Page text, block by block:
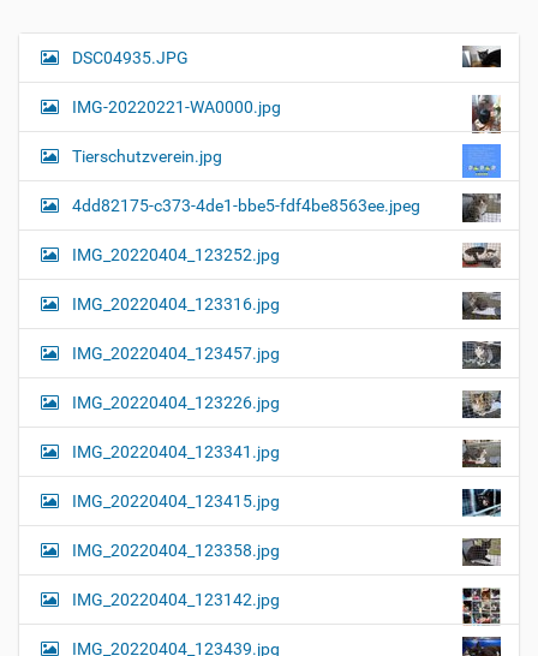
e
i
l
r
e
…
N
a
i
g
a
t
i
o
n
DSC04935.JPG
IMG-20220221-WA0000.jpg
Tierschutzverein.jpg
4dd82175-c373-4de1-bbe5-fdf4be8563ee.jpeg
IMG_20220404_123252.jpg
IMG_20220404_123316.jpg
IMG_20220404_123457.jpg
IMG_20220404_123226.jpg
IMG_20220404_123341.jpg
IMG_20220404_123415.jpg
IMG_20220404_123358.jpg
IMG_20220404_123142.jpg
IMG_20220404_123439.jpg